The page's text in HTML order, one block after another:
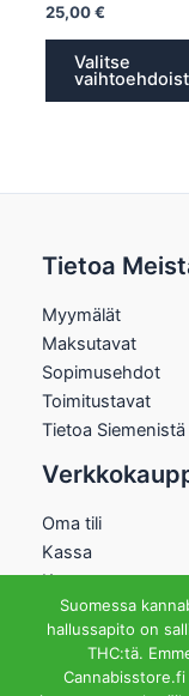
25,00€
Valitse
Tietoa
Myymälät
Maksutavat
Sopimusehdot
Toimitustavat
Tietoa Siemenistä
Oma tili
Kassa
Kauppa
Ostoskori
Helsingin
Aukioloajat
Suomessa
hallussapito on
THC:tä.
Cannabisstore.fi